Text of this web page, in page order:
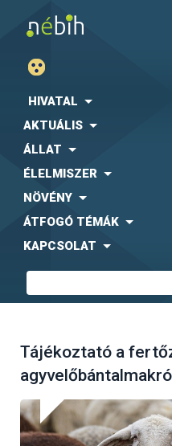
HIVATAL
AKTUÁLIS
ÁLLAT
ÉLELMISZER
NÖVÉNY
ÁTFOGÓ TÉMÁK
KAPCSOLAT
Tájékoztató a